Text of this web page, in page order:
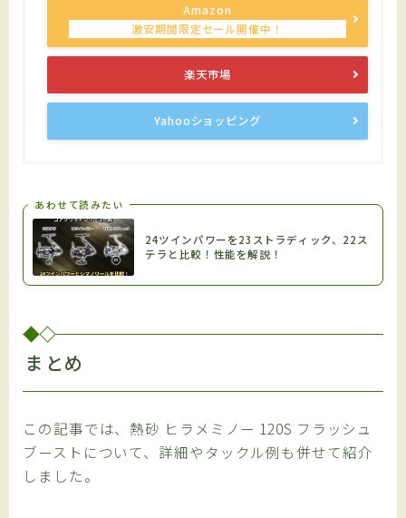
Amazon
楽天市場
Yahooショッピング
あわせて読みたい
24ツインパワーを23ストラディック、22ス
テラと比較！性能を解説！
まとめ
この記事では、熱砂 ヒラメミノー 120S フラッシュ
ブーストについて、詳細やタックル例も併せて紹介
しました。